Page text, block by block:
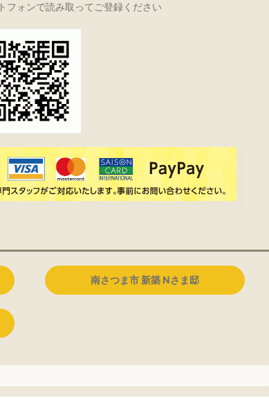
フォンで読み取ってご登録ください
南さつま市 新築 Nさま邸